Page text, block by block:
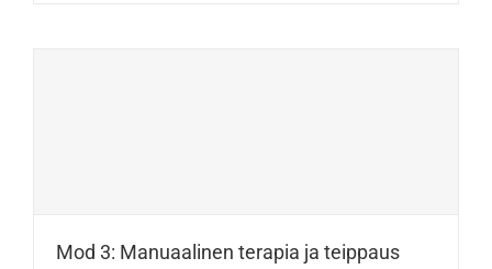
Mod 3: Manuaalinen terapia ja teippaus